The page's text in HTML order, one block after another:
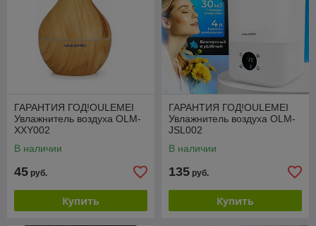
ГАРАНТИЯ ГОД!OULEMEI
Увлажнитель воздуха OLM-
XXY002
В наличии
45 руб.
Купить
ГАРАНТИЯ ГОД!OULEMEI
Увлажнитель воздуха OLM-
JSL002
В наличии
135 руб.
Купить